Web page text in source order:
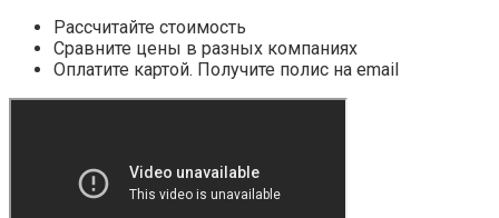
Рассчитайте стоимость
Сравните цены в разных компаниях
Оплатите картой. Получите полис на email